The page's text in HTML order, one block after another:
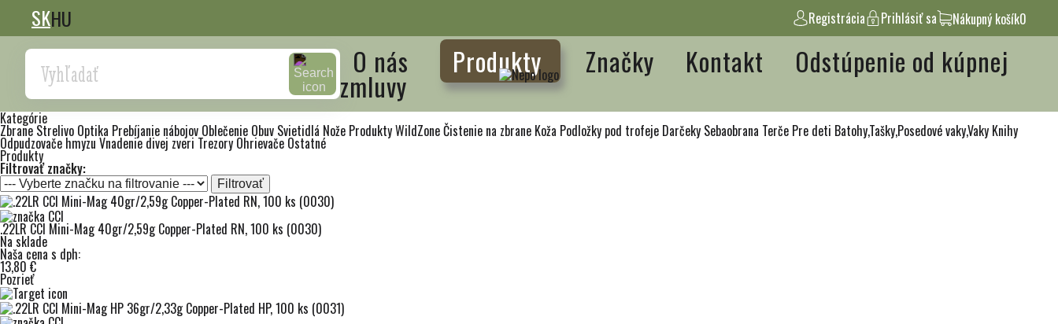
SKHU Registrácia Prihlásiť sa Nákupný košík0
Search O nás Produkty Značky Kontakt Odstúpenie od kúpnej
zmluvy
Kategórie
Zbrane Strelivo Optika Prebíjanie nábojov Oblečenie Obuv Svietidlá Nože Produkty WildZoneČistenie na zbrane Koža Podložky pod trofeje Darčeky Sebaobrana Terče Pre deti Batohy,Tašky,Posedové vaky,Vaky Knihy
Odpudzovače hmyzu Vnadenie divej zveri Trezory Ohrievače Ostatné
Produkty
Filtrovať značky:
Filtrovať
.22LR CCI Mini-Mag 40gr/2,59g Copper-Plated RN, 100 ks (0030)
Na sklade
Naša cena s dph:
13,80 €
Pozrieť